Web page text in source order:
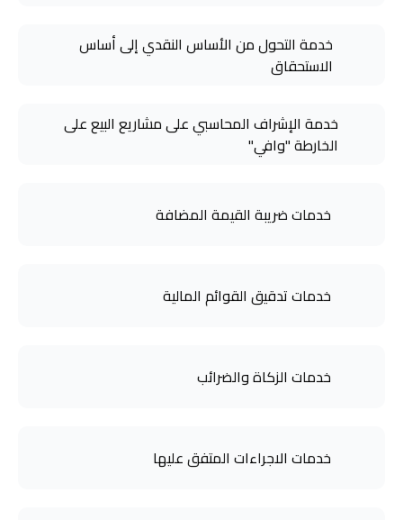
خدمة التحول من الأساس النقدي إلى أساس
الاستحقاق
خدمة الإشراف المحاسبي على مشاريع البيع على
الخارطة "وافي"
خدمات ضريبة القيمة المضافة
خدمات تدقيق القوائم المالية
خدمات الزكاة والضرائب
خدمات الاجراءات المتفق عليها